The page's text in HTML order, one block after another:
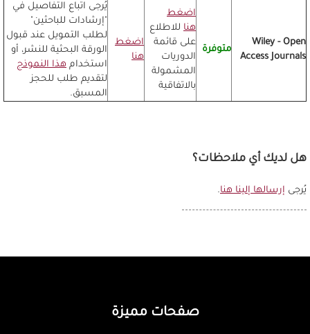
Wiley - Open
Access Journals
متوفرة
اضغط
هنا للاطلاع
على قائمة
الدوريات
المشمولة
بالاتفاقية
اضغط
هنا
يُرجى اتباع التفاصيل في
"إرشادات للباحثين"
لطلب التمويل عند قبول
الورقة البحثية للنشر، أو
استخدام هذا النموذج
لتقديم طلب للحجز
المسبق.
هل لديك أي ملاحظات؟
يُرجى إرسالها إلينا هنا.
صفحات مميزة